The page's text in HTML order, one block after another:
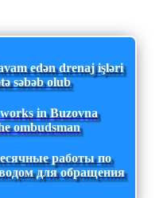
edən drenaj işləri
səbəb olub
in Buzovna
ombudsman
работы по
для обращения